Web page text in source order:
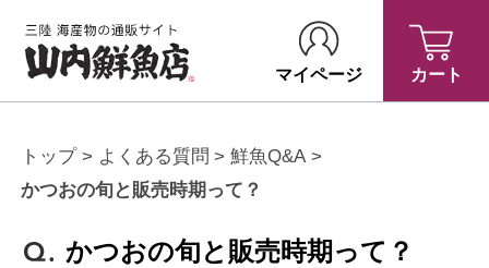
マイページ カート
トップ よくある質問
鮮魚Q&A
かつおの旬と販売時期って？
かつおの旬と販売時期って？